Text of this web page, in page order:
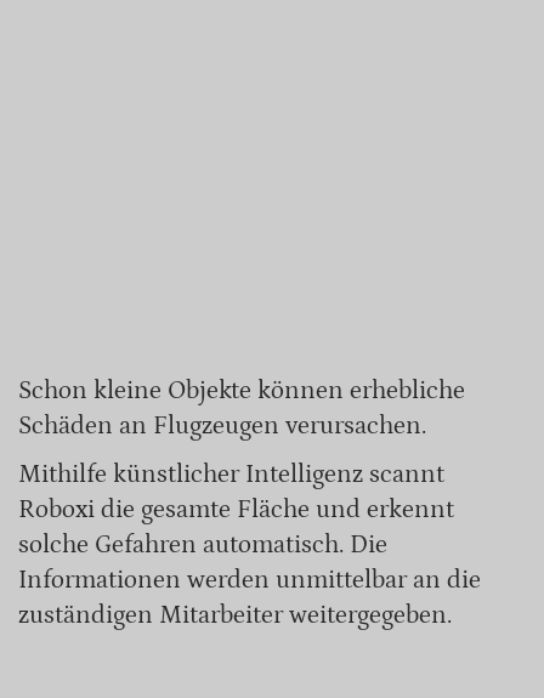
Schon kleine Objekte können erhebliche
Schäden an Flugzeugen verursachen.
Mithilfe künstlicher Intelligenz scannt
Roboxi die gesamte Fläche und erkennt
solche Gefahren automatisch. Die
Informationen werden unmittelbar an die
zuständigen Mitarbeiter weitergegeben.